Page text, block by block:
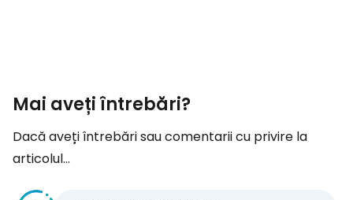
Mai aveți întrebări?
Dacă aveți întrebări sau comentarii cu privire la
articolul...